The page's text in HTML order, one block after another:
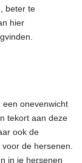
beter te
hier
een onevenwicht
tekort aan deze
ook de
de hersenen.
in je hersenen